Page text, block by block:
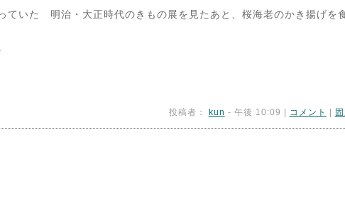
ていた 明治・大正時代のきもの展を見たあと、桜海老のかき揚げを
投稿者： kun - 午後 10:09 | コメント